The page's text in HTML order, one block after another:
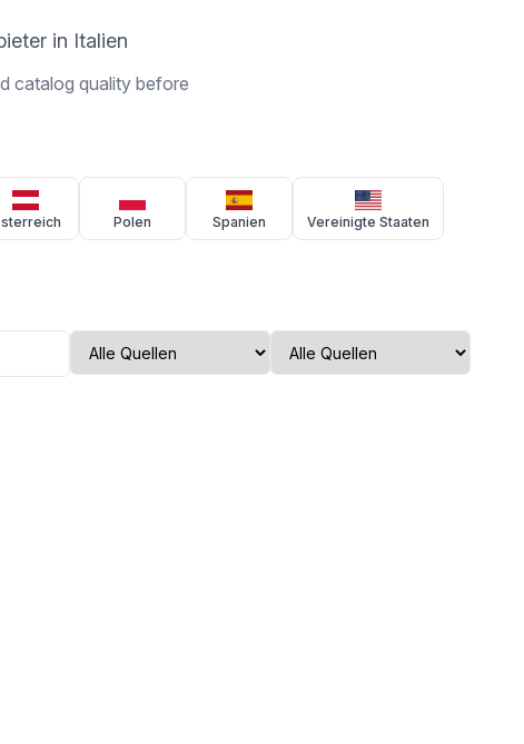
in Italien
catalog quality before
Polen Spanien Vereinigte Staaten